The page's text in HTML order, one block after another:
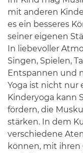
mit anderen
es ein besseres
seiner eigenen
In liebevoller
Singen, Spielen,
Entspannen und
Yoga ist nicht nur
Kinderyoga kann
fördern, die
stärken. In dem
verschiedene
können, mit ihren